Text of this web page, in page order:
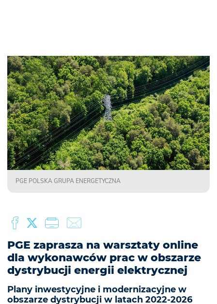
PGE POLSKA GRUPA ENERGETYCZNA
PGE zaprasza na warsztaty online
dla wykonawców prac w obszarze
dystrybucji energii elektrycznej
Plany inwestycyjne i modernizacyjne w
obszarze dystrybucji w latach 2022-2026